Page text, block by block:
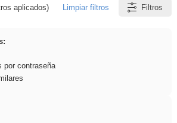
Arquitectura
aplicados) Limpiar filtros Filtros
por contraseña